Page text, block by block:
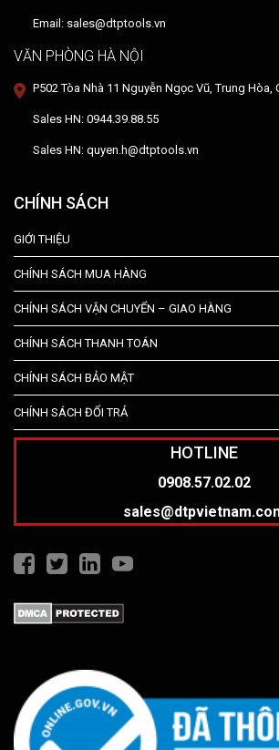
Email: sales@dtptools.vn
VĂN PHÒNG HÀ NỘI
P502 Tòa Nhà 11 Nguyễn Ngọc Vũ, Trung Hòa,
Sales HN: 0944.39.88.55
Sales HN: quyen.h@dtptools.vn
CHÍNH SÁCH
GIỚI THIỆU
CHÍNH SÁCH MUA HÀNG
CHÍNH SÁCH VẬN CHUYỂN – GIAO HÀNG
CHÍNH SÁCH THANH TOÁN
CHÍNH SÁCH BẢO MẬT
CHÍNH SÁCH ĐỔI TRẢ
HOTLINE
0908.57.02.02